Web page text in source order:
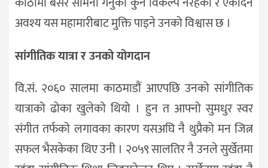
अवश्य यस महामारीबाट मुक्ति पाइने उनको विश्वास छ ।
सांगीतिक यात्रा र उनको योगदान
वि.सं. २०६० सालमा काठमाडौं आएपछि उनको सांगीतिक
यात्राको ढोका खुलेको थियो । हुन त आफ्नो सुमधुर स्वर
संगीत तर्फको लगावका कारण यसअघि नै थुप्रैको मन जित्न
सफल भैसकेका थिए उनी । २०५९ सालतिर नै उनले सुर्खेतमा